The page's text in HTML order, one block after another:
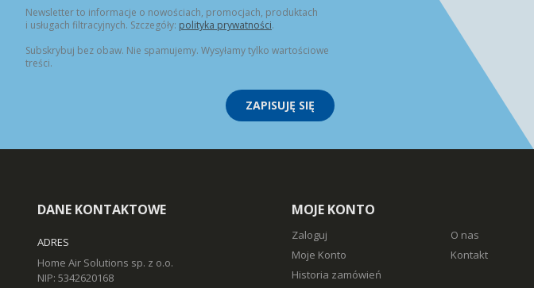
Newsletter to informacje o nowościach, promocjach, produktach
i usługach filtracyjnych. Szczegóły: polityka prywatności.
Subskrybuj bez obaw. Nie spamujemy. Wysyłamy tylko wartościowe
treści.
ZAPISUJĘ SIĘ
DANE KONTAKTOWE
ADRES
Home Air Solutions sp. z o.o.
NIP: 5342620168
MOJE KONTO
Zaloguj
Moje Konto
Historia zamówień
O nas
Kontakt